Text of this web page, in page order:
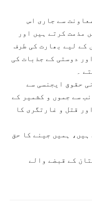
سے جاری اس
مذمت کرتے ہیں اور
کے لیے بھارت کی طرف
دوستی کے جذبات کی
۔
حقوق ایجنسی سے
سے جموں و کشمیر کے
قتل و غارتگری کا
ہمیں جینے کا حق
کے قبضے والے